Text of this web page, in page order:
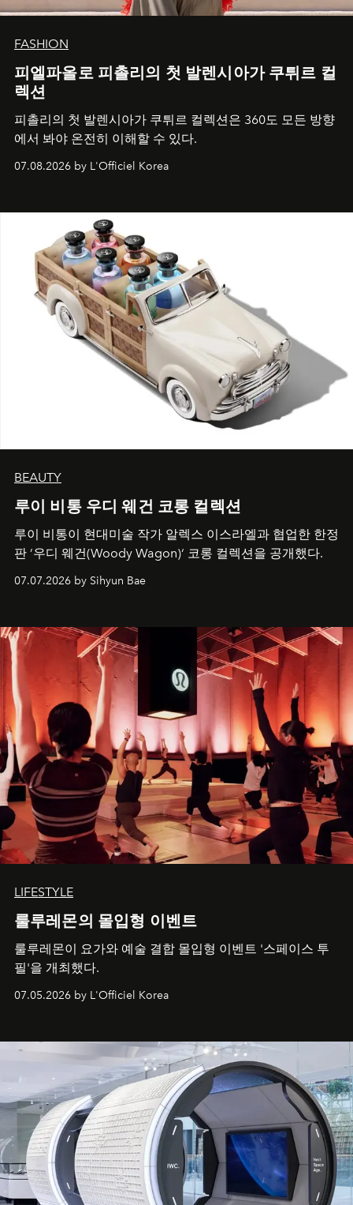
FASHION
피엘파올로 피촐리의 첫 발렌시아가 쿠튀르 컬
렉션
피촐리의 첫 발렌시아가 쿠튀르 컬렉션은 360도 모든 방향
에서 봐야 온전히 이해할 수 있다.
07.08.2026 by L'Officiel Korea
BEAUTY
루이 비통 우디 웨건 코롱 컬렉션
루이 비통이 현대미술 작가 알렉스 이스라엘과 협업한 한정
판 ’우디 웨건(Woody Wagon)‘ 코롱 컬렉션을 공개했다.
07.07.2026 by Sihyun Bae
LIFESTYLE
룰루레몬의 몰입형 이벤트
룰루레몬이 요가와 예술 결합 몰입형 이벤트 '스페이스 투
필'을 개최했다.
07.05.2026 by L'Officiel Korea